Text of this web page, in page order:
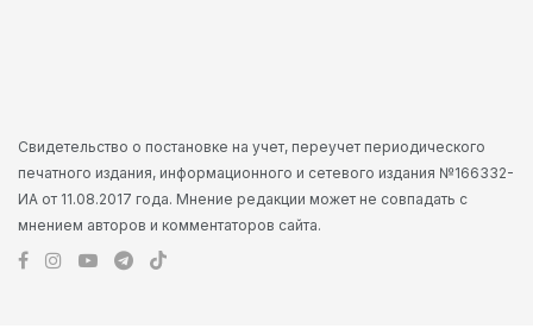
Свидетельство о постановке на учет, переучет периодического
печатного издания, информационного и сетевого издания №166332-
ИА от 11.08.2017 года. Мнение редакции может не совпадать с
мнением авторов и комментаторов сайта.